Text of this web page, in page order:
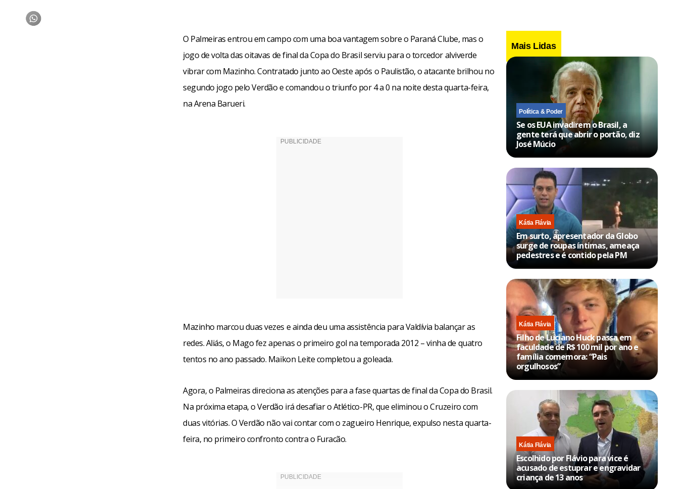
O Palmeiras entrou em campo com uma boa vantagem sobre o Paraná Clube, mas o
jogo de volta das oitavas de final da Copa do Brasil serviu para o torcedor alviverde
vibrar com Mazinho. Contratado junto ao Oeste após o Paulistão, o atacante brilhou no
segundo jogo pelo Verdão e comandou o triunfo por 4 a 0 na noite desta quarta-feira,
na Arena Barueri.
Mazinho marcou duas vezes e ainda deu uma assistência para Valdívia balançar as
redes. Aliás, o Mago fez apenas o primeiro gol na temporada 2012 – vinha de quatro
tentos no ano passado. Maikon Leite completou a goleada.
Agora, o Palmeiras direciona as atenções para a fase quartas de final da Copa do Brasil.
Na próxima etapa, o Verdão irá desafiar o Atlético-PR, que eliminou o Cruzeiro com
duas vitórias. O Verdão não vai contar com o zagueiro Henrique, expulso nesta quarta-
feira, no primeiro confronto contra o Furacão.
Mais Lidas
Política & Poder
Se os EUA invadirem o Brasil, a
gente terá que abrir o portão, diz
José Múcio
Kátia Flávia
Em surto, apresentador da Globo
surge de roupas íntimas, ameaça
pedestres e é contido pela PM
Kátia Flávia
Filho de Luciano Huck passa em
faculdade de R$ 100 mil por ano e
família comemora: “Pais
orgulhosos”
Kátia Flávia
Escolhido por Flávio para vice é
acusado de estuprar e engravidar
criança de 13 anos